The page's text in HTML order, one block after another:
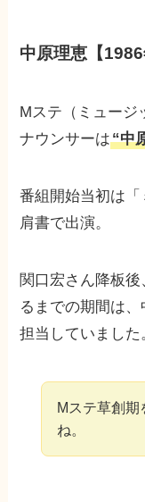
中原理恵【
Mステ（ミュージ
ナウンサーは“中
番組開始当初は
肩書で出演。
関口宏さん降板
るまでの期間は
担当していました
Mステ草創期
ね。